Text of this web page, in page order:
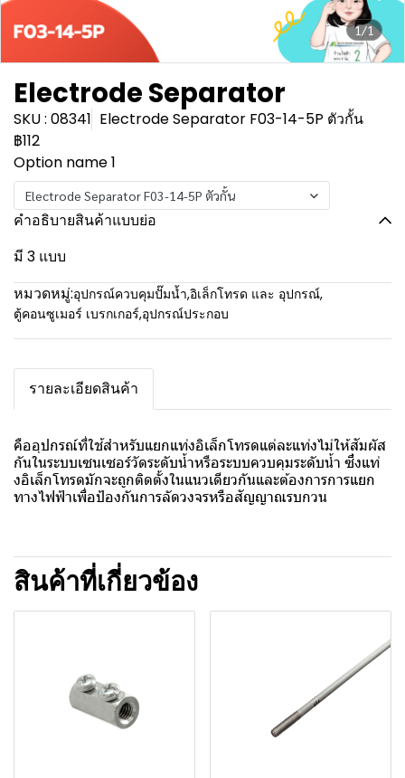
1/1
Electrode Separator
SKU : 08341 Electrode Separator F03-14-5P ตัวกั้น
฿112
Option name 1
Electrode Separator F03-14-5P ตัวกั้น
คำอธิบายสินค้าแบบย่อ
มี 3 แบบ
หมวดหมู่:อุปกรณ์ควบคุมปั๊มน้ำ,อิเล็กโทรด และ อุปกรณ์,
ตู้คอนซูเมอร์ เบรกเกอร์,อุปกรณ์ประกอบ
รายละเอียดสินค้า
คืออุปกรณ์ที่ใช้สำหรับแยกแท่งอิเล็กโทรดแต่ละแท่งไม่ให้สัมผัส
กันในระบบเซนเซอร์วัดระดับน้ำหรือระบบควบคุมระดับน้ำ ซึ่งแท่
งอิเล็กโทรดมักจะถูกติดตั้งในแนวเดียวกันและต้องการการแยก
ทางไฟฟ้าเพื่อป้องกันการลัดวงจรหรือสัญญาณรบกวน
สินค้าที่เกี่ยวข้อง